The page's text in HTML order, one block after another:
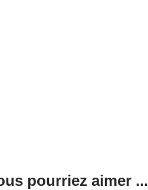
pourriez aimer ...